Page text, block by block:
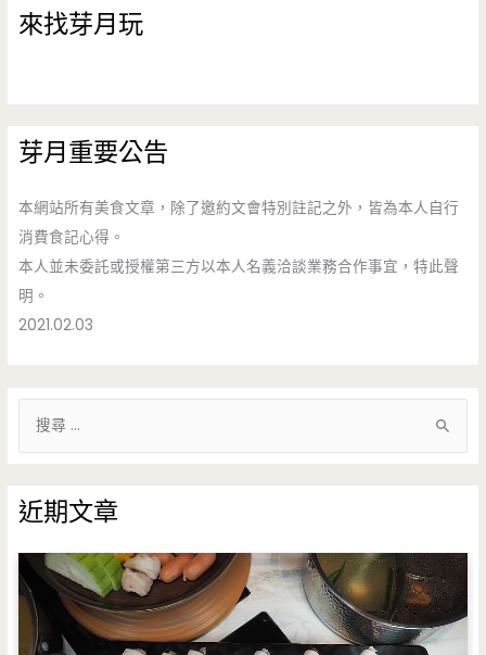
來找芽月玩
芽月重要公告
本網站所有美食文章，除了邀約文會特別註記之外，皆為本人自行
消費食記心得。
本人並未委託或授權第三方以本人名義洽談業務合作事宜，特此聲
明。
2021.02.03
鍵
字
:
近期文章